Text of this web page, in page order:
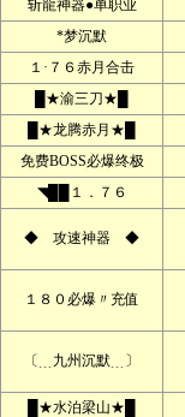
斩龍神器●单职业
*梦沉默
１·７６赤月合击
█★渝三刀★█
█★龙腾赤月★█
免费BOSS必爆终极
◥██１．７６
◆ 攻速神器 ◆
１８０必爆〃充值
〔﹍九州沉默﹍〕
█★水泊梁山★█